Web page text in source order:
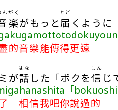
楽
んがく
がもっと届
とど
くように
的音樂能傳得更遠
が話
はな
した「ボクを信
しん
じ
「
相信我吧你說過的